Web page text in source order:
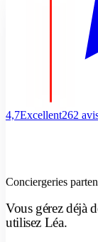
4,7Excellent262
Conciergeries
Vous gérez déjà
utilisez Léa.